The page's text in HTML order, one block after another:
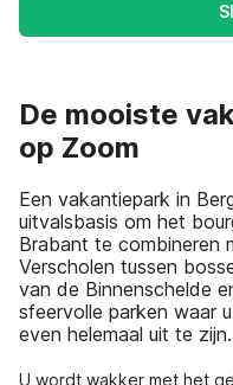
De mooiste
op Zoom
Een vakantiepark in
uitvalsbasis om het
Brabant te combineren
Verscholen tussen
van de Binnenschelde
sfeervolle parken waar
even helemaal uit te zijn.
U wordt wakker met het